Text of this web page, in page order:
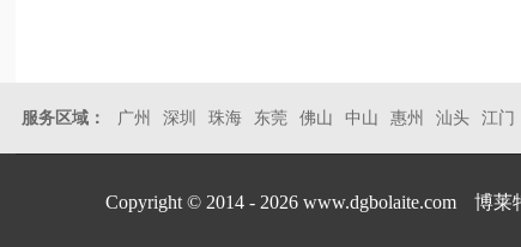
服务区域： 广州 深圳 珠海 东莞 佛山 中山 惠州 汕头 江门
Copyright © 2014 - 2026 www.dgbolaite.com 博莱